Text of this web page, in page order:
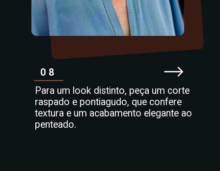
08
Para um look distinto, peça um corte
raspado e pontiagudo, que confere
textura e um acabamento elegante ao
penteado.